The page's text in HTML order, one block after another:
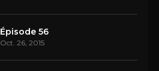
Épisode 56
Oct. 26, 2015